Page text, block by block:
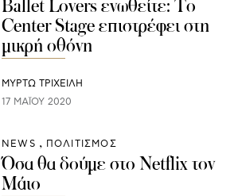
Ballet Lovers ενωθείτε: To
Center Stage επιστρέφει στη
μικρή οθόνη
ΜΥΡΤΩ ΤΡΙΧΕΙΛΗ
17 ΜΑΪ́ΟΥ 2020
NEWS ΠΟΛΙΤΙΣΜΟΣ
Όσα θα δούμε στο Netflix τον
Μάιο